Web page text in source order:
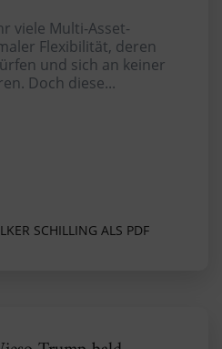
viele Multi-Asset-
Flexibilität, deren
und sich an keiner
Doch diese...
SCHILLING ALS PDF